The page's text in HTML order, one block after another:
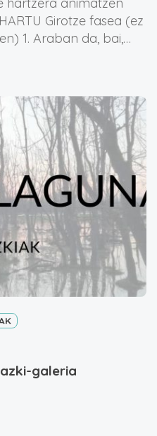
hartzera animatzen
Girotze fasea (ez
1. Araban da, bai,…
galeria